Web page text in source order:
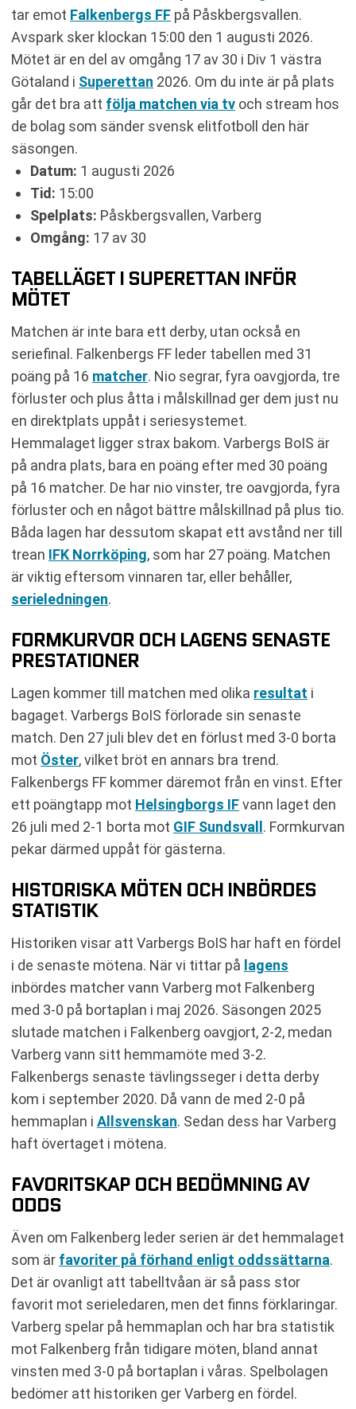
tar emot Falkenbergs FF på Påskbergsvallen.
Avspark sker klockan 15:00 den 1 augusti 2026.
Mötet är en del av omgång 17 av 30 i Div 1 västra
Götaland i Superettan 2026. Om du inte är på plats
går det bra att följa matchen via tv och stream hos
de bolag som sänder svensk elitfotboll den här
säsongen.
Datum: 1 augusti 2026
Tid: 15:00
Spelplats: Påskbergsvallen, Varberg
Omgång: 17 av 30
TABELLÄGET I SUPERETTAN INFÖR
MÖTET
Matchen är inte bara ett derby, utan också en
seriefinal. Falkenbergs FF leder tabellen med 31
poäng på 16 matcher. Nio segrar, fyra oavgjorda, tre
förluster och plus åtta i målskillnad ger dem just nu
en direktplats uppåt i seriesystemet.
Hemmalaget ligger strax bakom. Varbergs BoIS är
på andra plats, bara en poäng efter med 30 poäng
på 16 matcher. De har nio vinster, tre oavgjorda, fyra
förluster och en något bättre målskillnad på plus tio.
Båda lagen har dessutom skapat ett avstånd ner till
trean IFK Norrköping, som har 27 poäng. Matchen
är viktig eftersom vinnaren tar, eller behåller,
serieledningen.
FORMKURVOR OCH LAGENS SENASTE
PRESTATIONER
Lagen kommer till matchen med olika resultat i
bagaget. Varbergs BoIS förlorade sin senaste
match. Den 27 juli blev det en förlust med 3-0 borta
mot Öster, vilket bröt en annars bra trend.
Falkenbergs FF kommer däremot från en vinst. Efter
ett poängtapp mot Helsingborgs IFvann laget den
26 juli med 2-1 borta mot GIF Sundsvall. Formkurvan
pekar därmed uppåt för gästerna.
HISTORISKA MÖTEN OCH INBÖRDES
STATISTIK
Historiken visar att Varbergs BoIS har haft en fördel
i de senaste mötena. När vi tittar på lagens
inbördes matcher vann Varberg mot Falkenberg
med 3-0 på bortaplan i maj 2026. Säsongen 2025
slutade matchen i Falkenberg oavgjort, 2-2, medan
Varberg vann sitt hemmamöte med 3-2.
Falkenbergs senaste tävlingsseger i detta derby
kom i september 2020. Då vann de med 2-0 på
hemmaplan i Allsvenskan. Sedan dess har Varberg
haft övertaget i mötena.
FAVORITSKAP OCH BEDÖMNING AV
ODDS
Även om Falkenberg leder serien är det hemmalaget
som är favoriter på förhand enligt oddssättarna.
Det är ovanligt att tabelltvåan är så pass stor
favorit mot serieledaren, men det finns förklaringar.
Varberg spelar på hemmaplan och har bra statistik
mot Falkenberg från tidigare möten, bland annat
vinsten med 3-0 på bortaplan i våras. Spelbolagen
bedömer att historiken ger Varberg en fördel.